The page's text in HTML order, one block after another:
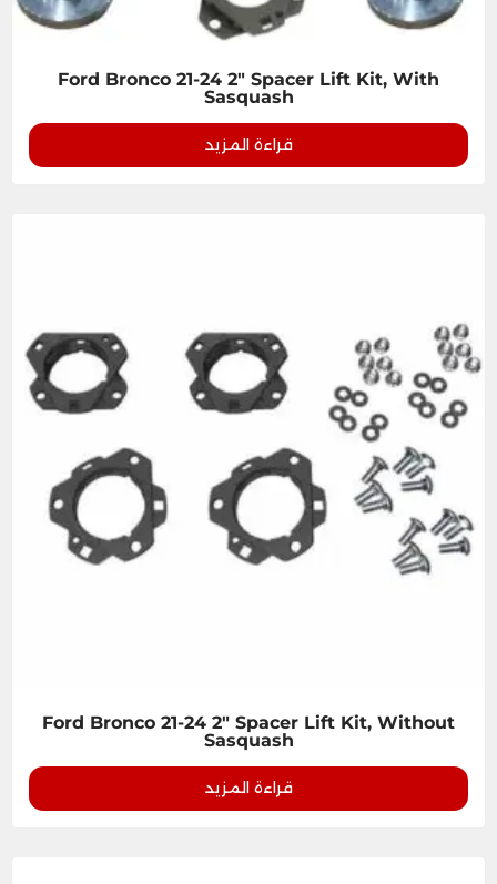
Ford Bronco 21-24 2" Spacer Lift Kit, With
Sasquash
قراءة المزيد
Ford Bronco 21-24 2" Spacer Lift Kit, Without
Sasquash
قراءة المزيد